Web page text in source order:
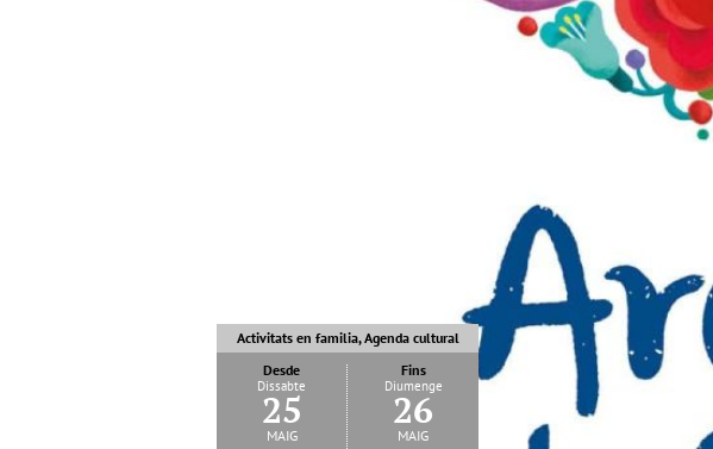
Activitats en familia, Agenda cultural
Desde
Dissabte
25
maig
Fins
Diumenge
26
maig